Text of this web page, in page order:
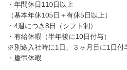
・年間休日110日以上
（基本年休105日＋有休5日以上）
・4週につき8日（シフト制）
・有給休暇（半年後に10日付与）
※別途入社時に1日、３ヶ月目に1日付
・慶弔休暇